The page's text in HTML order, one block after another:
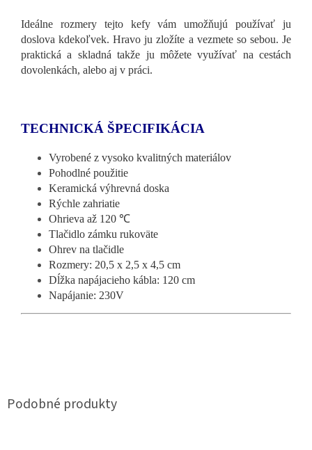
Ideálne rozmery tejto kefy vám umožňujú používať ju
doslova kdekoľvek. Hravo ju zložíte a vezmete so sebou. Je
praktická a skladná takže ju môžete využívať na cestách
dovolenkách, alebo aj v práci.
TECHNICKÁ ŠPECIFIKÁCIA
Vyrobené z vysoko kvalitných materiálov
Pohodlné použitie
Keramická výhrevná doska
Rýchle zahriatie
Ohrieva až 120 ℃
Tlačidlo zámku rukoväte
Ohrev na tlačidle
Rozmery: 20,5 x 2,5 x 4,5 cm
Dĺžka napájacieho kábla: 120 cm
Napájanie: 230V